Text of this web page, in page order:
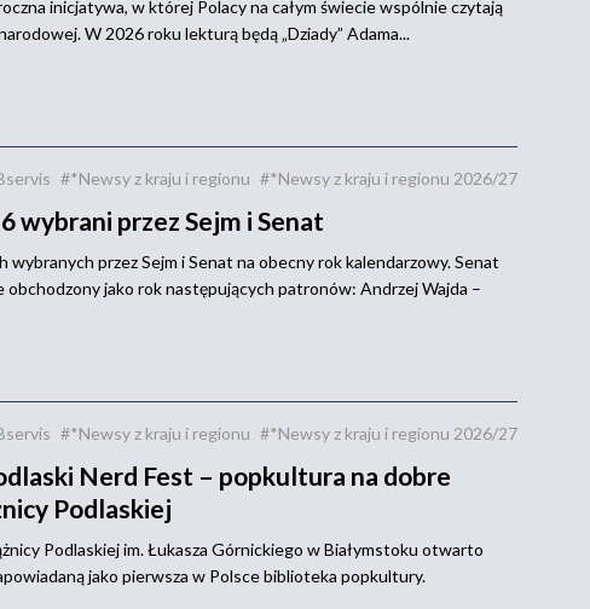
inicjatywa, w której Polacy na całym świecie wspólnie czytają
W 2026 roku lekturą będą „Dziady” Adama...
#*Newsy z kraju i regionu #*Newsy z kraju i regionu 2026/27
wybrani przez Sejm i Senat
wybranych przez Sejm i Senat na obecny rok kalendarzowy. Senat
obchodzony jako rok następujących patronów: Andrzej Wajda –
#*Newsy z kraju i regionu #*Newsy z kraju i regionu 2026/27
Nerd Fest – popkultura na dobre
Podlaskiej
Podlaskiej im. Łukasza Górnickiego w Białymstoku otwarto
jako pierwsza w Polsce biblioteka popkultury.